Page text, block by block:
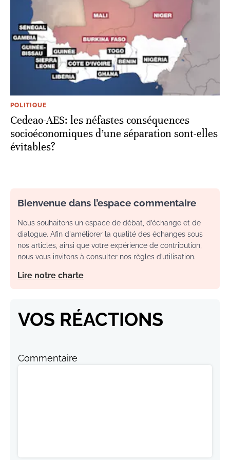
POLITIQUE
Cedeao-AES: les néfastes conséquences
socioéconomiques d’une séparation sont-elles
évitables?
Bienvenue dans l’espace commentaire
Nous souhaitons un espace de débat, d’échange et de
dialogue. Afin d'améliorer la qualité des échanges sous
nos articles, ainsi que votre expérience de contribution,
nous vous invitons à consulter nos règles d’utilisation.
Lire notre charte
VOS RÉACTIONS
Commentaire